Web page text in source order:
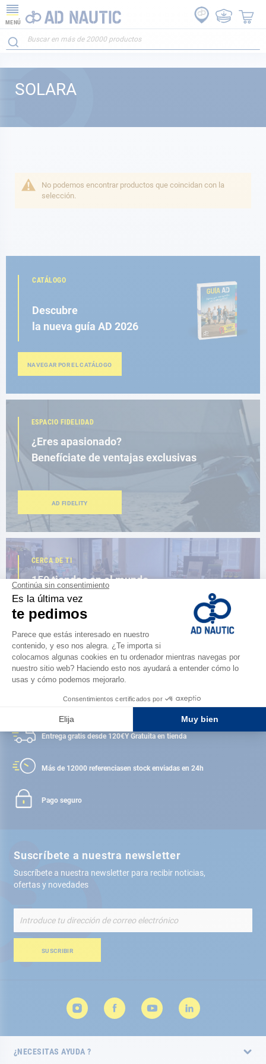
MENÚ
SOLARA
No podemos encontrar productos que coincidan con la
selección.
CATÁLOGO
Descubre
la nueva guía AD 2026
NAVEGAR POR EL CATÁLOGO
ESPACIO FIDELIDAD
¿Eres apasionado?
Benefíciate de ventajas exclusivas
AD FIDELITY
CERCA DE TI
150 tiendas en el mundo,
la fuerza de una red
ENCUENTRA UNA TIENDA
Satisfecho o reembolsado
Entrega gratis desde 120€Y Gratuita en tienda
Más de 12000 referenciasen stock enviadas en 24h
Pago seguro
Suscríbete a nuestra newsletter
Suscríbete a nuestra newsletter para recibir noticias,
ofertas y novedades
nuestro
de
SUSCRIBIR
¿NECESITAS AYUDA ?